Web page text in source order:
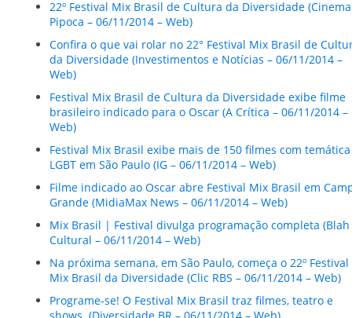
22º Festival Mix Brasil de Cultura da Diversidade
Pipoca – 06/11/2014 – Web)
Confira o que vai rolar no 22° Festival Mix Brasil de
da Diversidade (Investimentos e Notícias – 06/11/2014 –
Web)
Festival Mix Brasil de Cultura da Diversidade exibe filme
brasileiro indicado para o Oscar (A Crítica – 06/11/2014 –
Web)
Festival Mix Brasil exibe mais de 150 filmes com temática
LGBT em São Paulo (IG – 06/11/2014 – Web)
Filme indicado ao Oscar abre Festival Mix Brasil em
Grande (MidiaMax News – 06/11/2014 – Web)
Mix Brasil | Festival divulga programação completa (Blah
Cultural – 06/11/2014 – Web)
Na próxima semana, em São Paulo, começa o 22º Festival
Mix Brasil da Diversidade (Clic RBS – 06/11/2014 – Web)
Programe-se! O Festival Mix Brasil traz filmes, teatro e